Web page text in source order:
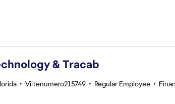
& Tracab
• Viitenumero215749 • Regular Employee •